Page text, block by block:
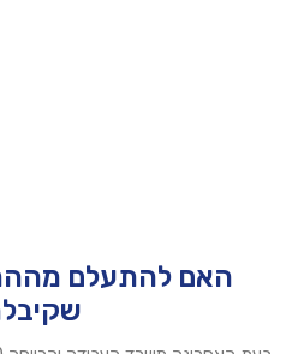
האם להתעלם